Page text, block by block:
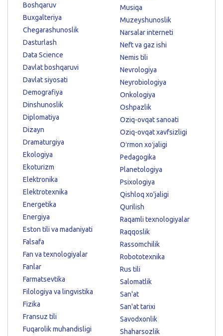
Boshqaruv
Buxgalteriya
Chegarashunoslik
Dasturlash
Data Science
Davlat boshqaruvi
Davlat siyosati
Demografiya
Dinshunoslik
Diplomatiya
Dizayn
Dramaturgiya
Ekologiya
Ekoturizm
Elektronika
Elektrotexnika
Energetika
Energiya
Eston tili va madaniyati
Falsafa
Fan va texnologiyalar
Fanlar
Farmatsevtika
Filologiya va lingvistika
Fizika
Fransuz tili
Fuqarolik muhandisligi
Musiqa
Muzeyshunoslik
Narsalar interneti
Neft va gaz ishi
Nemis tili
Nevrologiya
Neyrobiologiya
Onkologiya
Oshpazlik
Oziq-ovqat sanoati
Oziq-ovqat xavfsizligi
Oʻrmon xoʻjaligi
Pedagogika
Planetologiya
Psixologiya
Qishloq xo'jaligi
Qurilish
Raqamli texnologiyalar
Raqqoslik
Rassomchilik
Robototexnika
Rus tili
Salomatlik
San'at
San'at tarixi
Savodxonlik
Shaharsozlik